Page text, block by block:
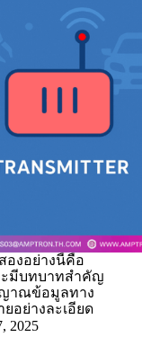
สองอย่างนี้คือ
ะมีบทบาทสำคัญ
ญาณข้อมูลทาง
อย่างละเอียด
2025